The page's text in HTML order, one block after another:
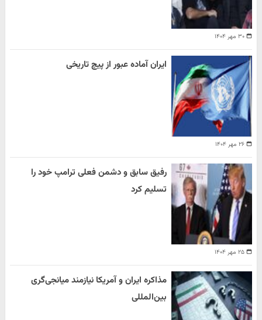
۳۰ مهر ۱۴۰۴
۲۶ مهر ۱۴۰۴
ایران آماده عبور از پیچ تاریخی
۲۵ مهر ۱۴۰۴
رفیق سابق و دشمن فعلی ترامپ خود را
تسلیم کرد
مذاکره ایران و آمریکا نیازمند میانجی‌گری
بین‌المللی